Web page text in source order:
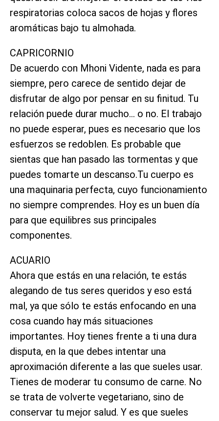
respiratorias coloca sacos de hojas y flores
aromáticas bajo tu almohada.
CAPRICORNIO
De acuerdo con Mhoni Vidente, nada es para
siempre, pero carece de sentido dejar de
disfrutar de algo por pensar en su finitud. Tu
relación puede durar mucho… o no. El trabajo
no puede esperar, pues es necesario que los
esfuerzos se redoblen. Es probable que
sientas que han pasado las tormentas y que
puedes tomarte un descanso.Tu cuerpo es
una maquinaria perfecta, cuyo funcionamiento
no siempre comprendes. Hoy es un buen día
para que equilibres sus principales
componentes.
ACUARIO
Ahora que estás en una relación, te estás
alegando de tus seres queridos y eso está
mal, ya que sólo te estás enfocando en una
cosa cuando hay más situaciones
importantes. Hoy tienes frente a ti una dura
disputa, en la que debes intentar una
aproximación diferente a las que sueles usar.
Tienes de moderar tu consumo de carne. No
se trata de volverte vegetariano, sino de
conservar tu mejor salud. Y es que sueles